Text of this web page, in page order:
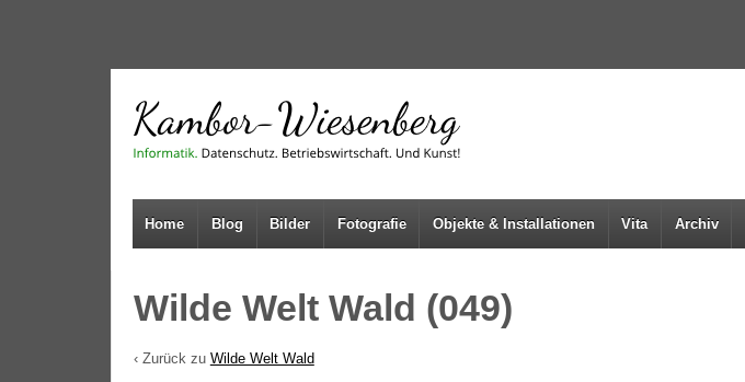
↓
MAIN
CONTENT
Home Blog Bilder Fotografie Objekte & Installationen Vita Archiv
Wilde Welt Wald (049)
‹ Zurück zu Wilde Welt Wald